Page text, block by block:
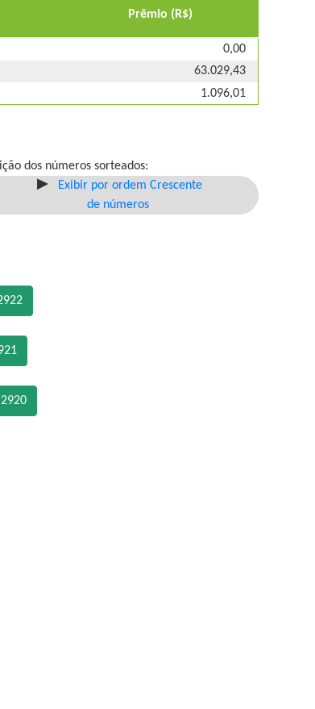
Prêmio (R$)
0,00
63.029,43
1.096,01
dos números sorteados:
Exibir por ordem Crescente
de números